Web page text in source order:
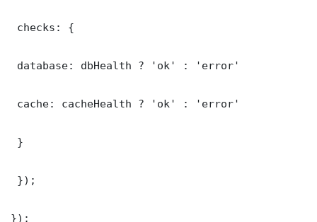
checks: {
database: dbHealth ? 'ok' : 'error'
cache: cacheHealth ? 'ok' : 'error'
}
});
});